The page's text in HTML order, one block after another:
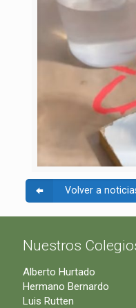
Volver a
Nuestros
Alberto Hurtado
Hermano Bernardo
Luis Rutten